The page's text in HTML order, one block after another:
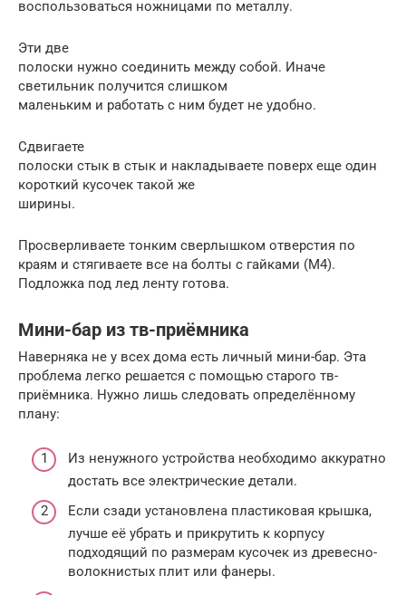
воспользоваться ножницами по металлу.
Эти две
полоски нужно соединить между собой. Иначе
светильник получится слишком
маленьким и работать с ним будет не удобно.
Сдвигаете
полоски стык в стык и накладываете поверх еще один
короткий кусочек такой же
ширины.
Просверливаете тонким сверлышком отверстия по
краям и стягиваете все на болты с гайками (М4).
Подложка под лед ленту готова.
Мини-бар из тв-приёмника
Наверняка не у всех дома есть личный мини-бар. Эта
проблема легко решается с помощью старого тв-
приёмника. Нужно лишь следовать определённому
плану:
Из ненужного устройства необходимо аккуратно
достать все электрические детали.
Если сзади установлена пластиковая крышка,
лучше её убрать и прикрутить к корпусу
подходящий по размерам кусочек из древесно-
волокнистых плит или фанеры.